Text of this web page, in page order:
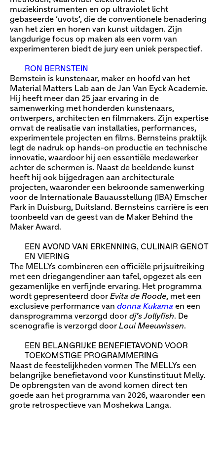
muziekinstrumenten en op ultraviolet licht
gebaseerde ‘uvots’, die de conventionele benadering
van het zien en horen van kunst uitdagen. Zijn
langdurige focus op maken als een vorm van
experimenteren biedt de jury een uniek perspectief.
RON BERNSTEIN
Bernstein is kunstenaar, maker en hoofd van het
Material Matters Lab aan de Jan Van Eyck Academie.
Hij heeft meer dan 25 jaar ervaring in de
samenwerking met honderden kunstenaars,
ontwerpers, architecten en filmmakers. Zijn expertise
omvat de realisatie van installaties, performances,
experimentele projecten en films. Bernsteins praktijk
legt de nadruk op hands-on productie en technische
innovatie, waardoor hij een essentiële medewerker
achter de schermen is. Naast de beeldende kunst
heeft hij ook bijgedragen aan architecturale
projecten, waaronder een bekroonde samenwerking
voor de Internationale Bauausstellung (IBA) Emscher
Park in Duisburg, Duitsland. Bernsteins carrière is een
toonbeeld van de geest van de Maker Behind the
Maker Award.
EEN AVOND VAN ERKENNING, CULINAIR GENOT
EN VIERING
The MELLYs combineren een officiële prijsuitreiking
met een driegangendiner aan tafel, opgezet als een
gezamenlijke en verfijnde ervaring. Het programma
wordt gepresenteerd door Evita de Roode, met een
exclusieve performance van donna Kukama en een
dansprogramma verzorgd door dj’s Jollyfish. De
scenografie is verzorgd door Loui Meeuwissen.
EEN BELANGRIJKE BENEFIETAVOND VOOR
TOEKOMSTIGE PROGRAMMERING
Naast de feestelijkheden vormen The MELLYs een
belangrijke benefietavond voor Kunstinstituut Melly.
De opbrengsten van de avond komen direct ten
goede aan het programma van 2026, waaronder een
grote retrospectieve van Moshekwa Langa.